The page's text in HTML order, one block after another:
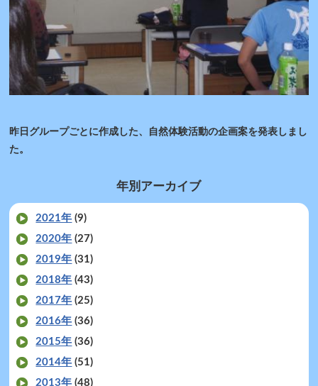
昨日グループごとに作成した、自然体験活動の企画案を発表しまし
た。
年別アーカイブ
2021年 (9)
2020年 (27)
2019年 (31)
2018年 (43)
2017年 (25)
2016年 (36)
2015年 (36)
2014年 (51)
2013年 (48)